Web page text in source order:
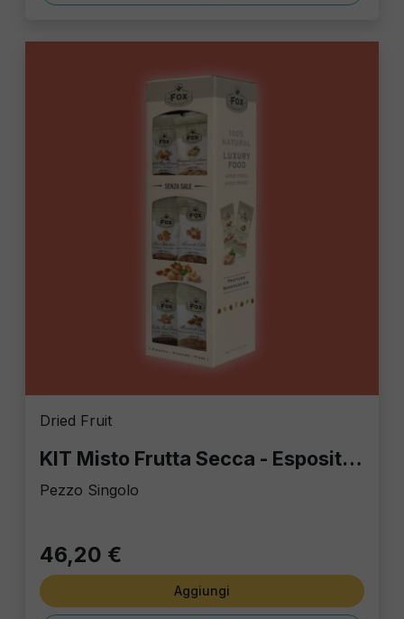
Dried Fruit
KIT Misto Frutta Secca - Espositore a torretta
Pezzo Singolo
46,20 €
Aggiungi